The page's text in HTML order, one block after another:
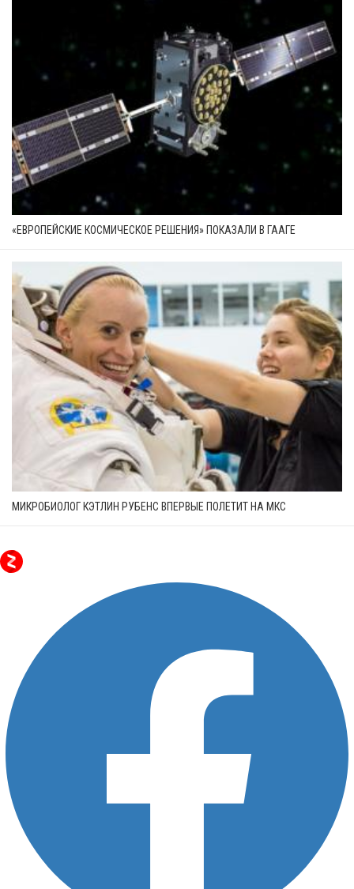
«ЕВРОПЕЙСКИЕ КОСМИЧЕСКОЕ РЕШЕНИЯ» ПОКАЗАЛИ В ГААГЕ
МИКРОБИОЛОГ КЭТЛИН РУБЕНС ВПЕРВЫЕ ПОЛЕТИТ НА МКС